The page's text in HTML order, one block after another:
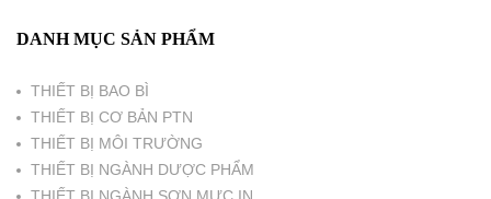
DANH MỤC SẢN PHẨM
THIẾT BỊ BAO BÌ
THIẾT BỊ CƠ BẢN PTN
THIẾT BỊ MÔI TRƯỜNG
THIẾT BỊ NGÀNH DƯỢC PHẨM